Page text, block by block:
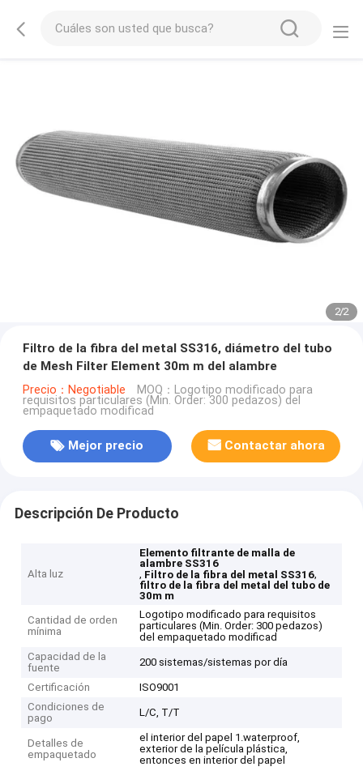
2/2
Filtro de la fibra del metal SS316, diámetro del tubo
de Mesh Filter Element 30m m del alambre
Precio：Negotiable MOQ：Logotipo modificado para
requisitos particulares (Min. Order: 300 pedazos) del
empaquetado modificad
Mejor precio Contactar ahora
Descripción De Producto
Alta luz
Elemento filtrante de malla de
alambre SS316
, Filtro de la fibra del metal SS316,
filtro de la fibra del metal del tubo de
30m m
Cantidad de orden
mínima
Logotipo modificado para requisitos
particulares (Min. Order: 300 pedazos)
del empaquetado modificad
Capacidad de la
fuente
200 sistemas/sistemas por día
Certificación
ISO9001
Condiciones de
pago
L/C, T/T
Detalles de
empaquetado
el interior del papel 1.waterproof,
exterior de la película plástica,
entonces en interior del papel